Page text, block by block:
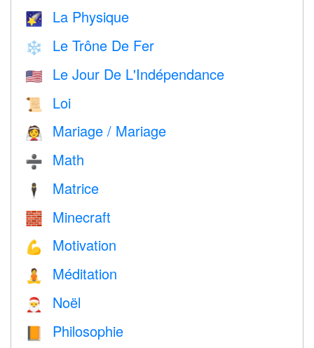
🌠 La Physique
❄️ Le Trône De Fer
🇺🇸 Le Jour De L'Indépendance
📜 Loi
👰 Mariage / Mariage
➗ Math
🕴️ Matrice
🧱 Minecraft
💪 Motivation
🧘 Méditation
🎅 Noël
📙 Philosophie